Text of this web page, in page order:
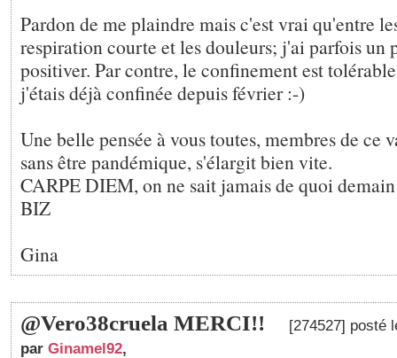
Pardon de me plaindre mais c'est vrai qu'entre
respiration courte et les douleurs; j'ai parfois un
positiver. Par contre, le confinement est
j'étais déjà confinée depuis février :-)
Une belle pensée à vous toutes, membres de ce
sans être pandémique, s'élargit bien vite.
CARPE DIEM, on ne sait jamais de quoi
BIZ
Gina
@Vero38cruela MERCI!!
[274527] posté
par Ginamel92,